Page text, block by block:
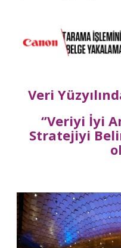
Veri
‘’Veriyi İyi
Stratejiyi